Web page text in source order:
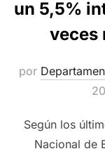
un 5,5%
veces
por
Según los
Nacional de